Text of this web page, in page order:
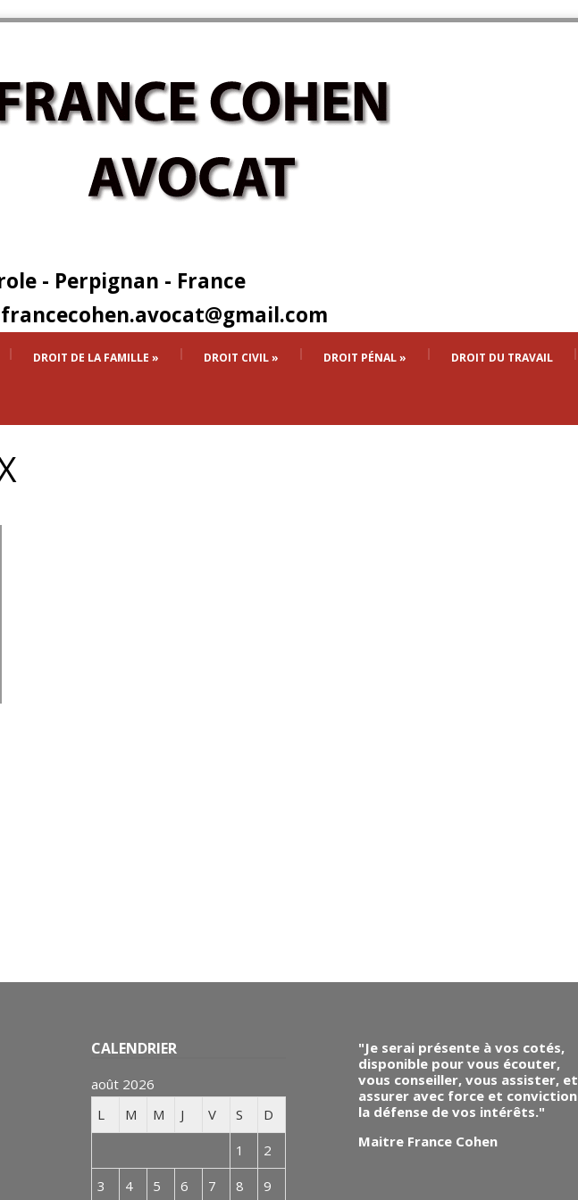
- Perpignan - France
francecohen.avocat@gmail.com
DROIT DE LA FAMILLE » DROIT CIVIL» DROIT PÉNAL» DROIT DU TRAVAIL
CALENDRIER
août 2026
L
M M J V S
D
1
2
3
4 5 6 7 8 9
"Je serai présente à vos cotés,
disponible pour vous écouter,
vous conseiller, vous assister, et
assurer avec force et conviction
la défense de vos intérêts."
Maitre France Cohen